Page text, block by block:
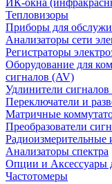
ИК-окна
Тепловизоры
Приборы для
Анализаторы сети
Регистраторы
Оборудование для
сигналов (AV)
Удлинители
Переключатели и
Матричные
Преобразователи
Радиоизмерительные
Анализаторы спектра
Опции и Аксессуары
Частотомеры